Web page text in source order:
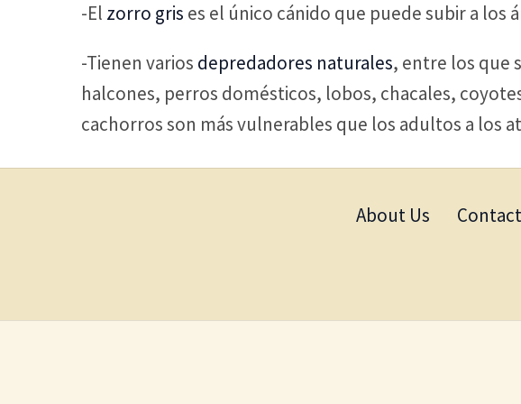
-El zorro gris es el único cánido que puede subir a los
-Tienen varios depredadores naturales, entre los que
halcones, perros domésticos, lobos, chacales,
cachorros son más vulnerables que los adultos a los
About Us